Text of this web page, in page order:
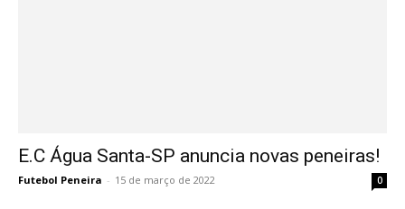
E.C Água Santa-SP anuncia novas peneiras!
Futebol Peneira - 15 de março de 2022 0